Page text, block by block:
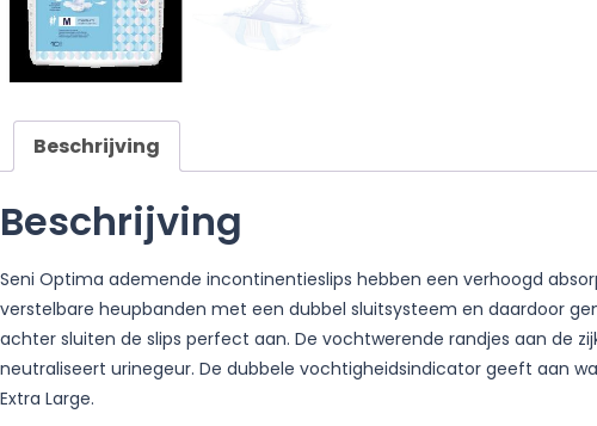
Beschrijving
Beschrijving
Seni Optima ademende incontinentieslips hebben een verhoogd
verstelbare heupbanden met een dubbel sluitsysteem en daardoor
achter sluiten de slips perfect aan. De vochtwerende randjes aan de
neutraliseert urinegeur. De dubbele vochtigheidsindicator geeft aan
Extra Large.